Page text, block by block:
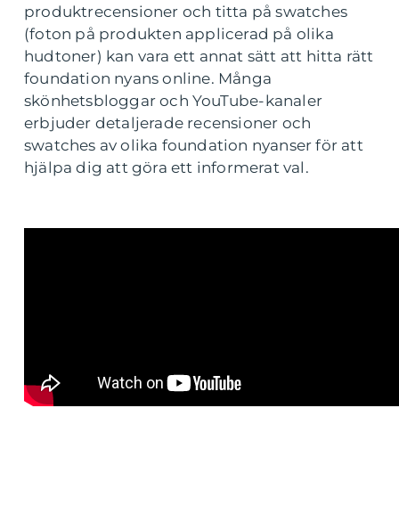
produktrecensioner och titta på swatches
(foton på produkten applicerad på olika
hudtoner) kan vara ett annat sätt att hitta rätt
foundation nyans online. Många
skönhetsbloggar och YouTube-kanaler
erbjuder detaljerade recensioner och
swatches av olika foundation nyanser för att
hjälpa dig att göra ett informerat val.